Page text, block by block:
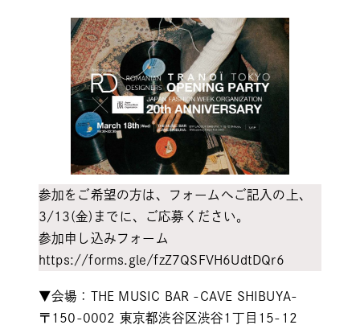
参加をご希望の方は、フォームへご記入の上、
3/13(金)までに、ご応募ください。
参加申し込みフォーム
https://forms.gle/fzZ7QSFVH6UdtDQr6
▼会場：THE MUSIC BAR -CAVE SHIBUYA-
〒150-0002 東京都渋谷区渋谷1丁目15-12